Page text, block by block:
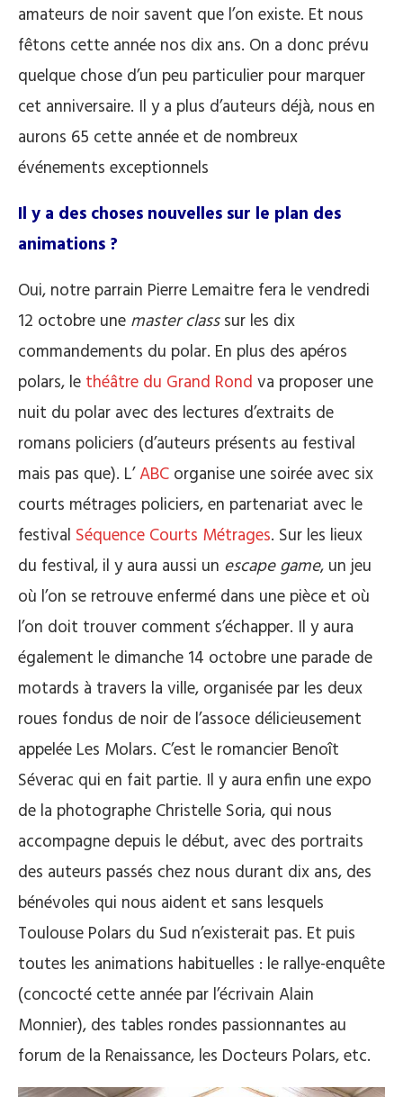
amateurs de noir savent que l’on existe. Et nous
fêtons cette année nos dix ans. On a donc prévu
quelque chose d’un peu particulier pour marquer
cet anniversaire. Il y a plus d’auteurs déjà, nous en
aurons 65 cette année et de nombreux
événements exceptionnels
Il y a des choses nouvelles sur le plan des
animations ?
Oui, notre parrain Pierre Lemaitre fera le vendredi
12 octobre une master classsur les dix
commandements du polar. En plus des apéros
polars, le théâtre du Grand Rond va proposer une
nuit du polar avec des lectures d’extraits de
romans policiers (d’auteurs présents au festival
mais pas que). L’ABC organise une soirée avec six
courts métrages policiers, en partenariat avec le
festival Séquence Courts Métrages. Sur les lieux
du festival, il y aura aussi un escape game, un jeu
où l’on se retrouve enfermé dans une pièce et où
l’on doit trouver comment s’échapper. Il y aura
également le dimanche 14 octobre une parade de
motards à travers la ville, organisée par les deux
roues fondus de noir de l’assoce délicieusement
appelée Les Molars. C’est le romancier Benoît
Séverac qui en fait partie. Il y aura enfin une expo
de la photographe Christelle Soria, qui nous
accompagne depuis le début, avec des portraits
des auteurs passés chez nous durant dix ans, des
bénévoles qui nous aident et sans lesquels
Toulouse Polars du Sud n’existerait pas. Et puis
toutes les animations habituelles : le rallye-enquête
(concocté cette année par l’écrivain Alain
Monnier), des tables rondes passionnantes au
forum de la Renaissance, les Docteurs Polars, etc.